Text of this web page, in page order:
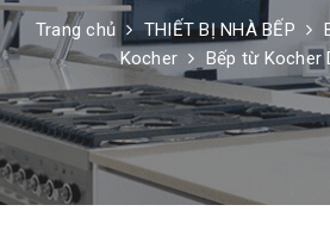
Trang chủ THIẾT BỊ NHÀ BẾP
Kocher
Bếp từ Kocher